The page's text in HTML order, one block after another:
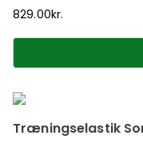
829.00kr.
Træningselastik